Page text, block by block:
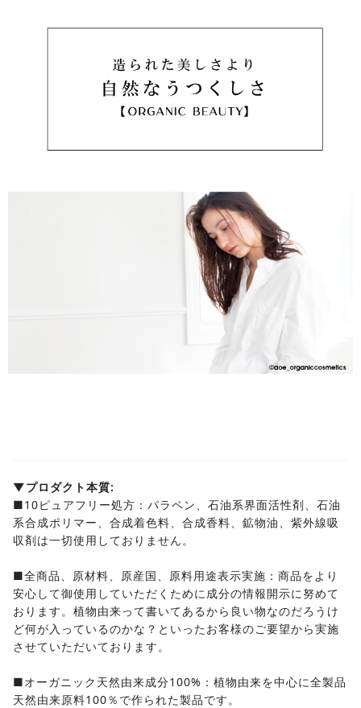
▼プロダクト本質:
■10ピュアフリー処方：パラペン、石油系界面活性剤、石油
系合成ポリマー、合成着色料、合成香料、鉱物油、紫外線吸
収剤は一切使用しておりません。
■全商品、原材料、原産国、原料用途表示実施：商品をより
安心して御使用していただくために成分の情報開示に努めて
おります。植物由来って書いてあるから良い物なのだろうけ
ど何が入っているのかな？といったお客様のご要望から実施
させていただいております。
■オーガニック天然由来成分100%：植物由来を中心に全製品
天然由来原料100％で作られた製品です。